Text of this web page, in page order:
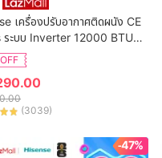
เครื่องปรับอากาศติดผนัง CE
ระบบ Inverter 12000 BTU รุ่
(ไม่รวมค่าติดตั้ง)
(3039)
-47%